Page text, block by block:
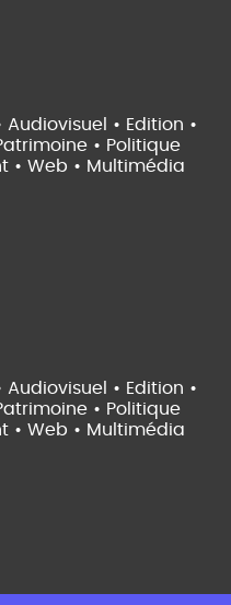
Audiovisuel • Edition •
• Politique
• Web • Multimédia
Audiovisuel • Edition •
• Politique
• Web • Multimédia